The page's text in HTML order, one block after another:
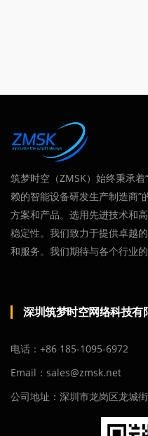
筑梦时空（ZMSK）始终秉承
赖的智能设备研发生产制造商
方案和产品。选用先进技术和
稳定性。我们致力于提供卓越
和服务。我们期待与各个行业
深圳筑梦时空网络科技有
电话：+86 185-1095-6972
Email：sales@zmsk.net
公司地址：深圳市龙岗区龙城